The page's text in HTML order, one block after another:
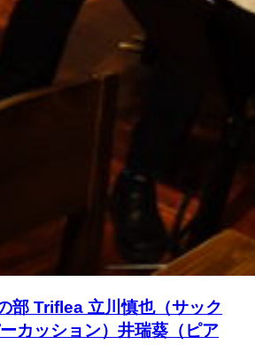
部 Triflea 立川慎也（サック
カッション）井瑞葵（ピア